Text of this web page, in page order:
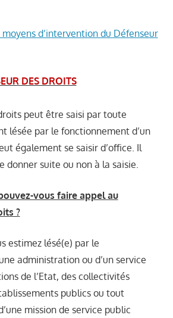
d’intervention du Défenseur
DES DROITS
peut être saisi par toute
lésée par le fonctionnement d’un
également se saisir d’office. Il
donner suite ou non à la saisie.
vous faire appel au
?
estimez lésé(e) par le
administration ou d’un service
de l’Etat, des collectivités
publics ou tout
mission de service public